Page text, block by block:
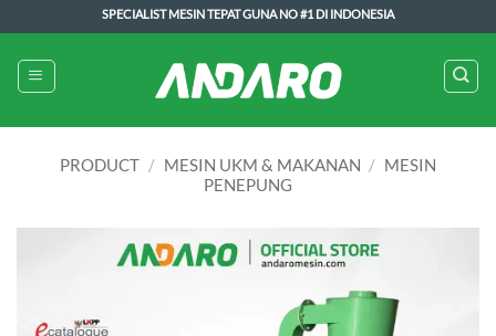
to
content
SPECIALIST MESIN TEPAT GUNA NO #1 DI INDONESIA
PRODUCT / MESIN UKM & MAKANAN / MESIN
PENEPUNG